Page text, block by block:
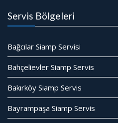
Servis Bölgeleri
Bağcılar Siamp Servisi
Bahçelievler Siamp Servis
Bakırköy Siamp Servis
Bayrampaşa Siamp Servis